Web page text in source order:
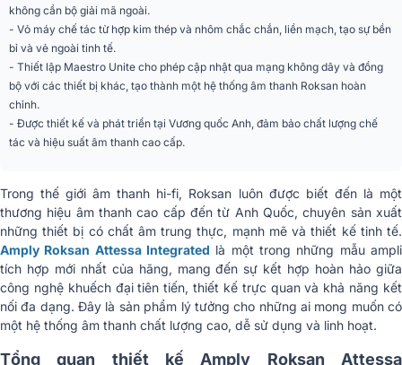
Định dạng âm thanh
độ phân giải cao
phát lại DSD chuyển đổi qua BluOS
bàn (chỉ)
Tốc độ lấy mẫu
Lên đến 32 bit / 192 kHz
Hệ thống
Microsoft Windows XP, 2000,
Vista, 7, 8 đến Windows hiện tại
Google Play và Apple
Hỗ trợ ứng dụng
Amazon Alexa, Amazon Music,
Spotify, TIDAL, Deezer, Qobuz,
HDTracks, HighResAudio, Murfie,
JUKE, Napster, Slacker Radio,
KKBox, Lỗi
Tích hợp điều khiển
Crestron, Control4 (OS 3), Control4
(2.9.1), RTI, URC, Push, Lutron,
ELAN, iiPor, Bluetooth
không cần bộ giải mã ngoài.
- Vỏ máy chế tác từ hợp kim thép và nhôm chắc chắn, liền mạch, tạo sự bền
bỉ và vẻ ngoài tinh tế.
- Thiết lập Maestro Unite cho phép cập nhật qua mạng không dây và đồng
bộ với các thiết bị khác, tạo thành một hệ thống âm thanh Roksan hoàn
chỉnh.
- Được thiết kế và phát triển tại Vương quốc Anh, đảm bảo chất lượng chế
tác và hiệu suất âm thanh cao cấp.
Trong thế giới âm thanh hi-fi, Roksan luôn được biết đến là một
thương hiệu âm thanh cao cấp đến từ Anh Quốc, chuyên sản xuất
những thiết bị có chất âm trung thực, mạnh mẽ và thiết kế tinh tế.
Amply Roksan Attessa Integrated là một trong những mẫu ampli
tích hợp mới nhất của hãng, mang đến sự kết hợp hoàn hảo giữa
công nghệ khuếch đại tiên tiến, thiết kế trực quan và khả năng kết
nối đa dạng. Đây là sản phẩm lý tưởng cho những ai mong muốn có
một hệ thống âm thanh chất lượng cao, dễ sử dụng và linh hoạt.
Tổng quan thiết kế Amply Roksan Attessa